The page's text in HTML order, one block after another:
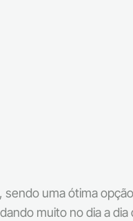
uma ótima
muito no dia a